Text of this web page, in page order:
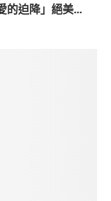
迫降」絕美...